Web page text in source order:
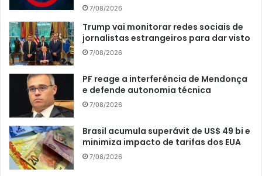
7/08/2026
Trump vai monitorar redes sociais de
jornalistas estrangeiros para dar visto
7/08/2026
PF reage a interferência de Mendonça
e defende autonomia técnica
7/08/2026
Brasil acumula superávit de US$ 49 bi e
minimiza impacto de tarifas dos EUA
7/08/2026